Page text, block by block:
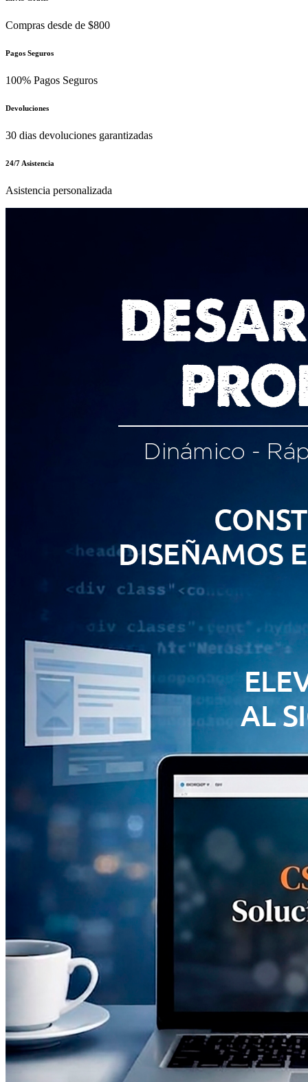
$220
30 dias devoluciones garantizadas